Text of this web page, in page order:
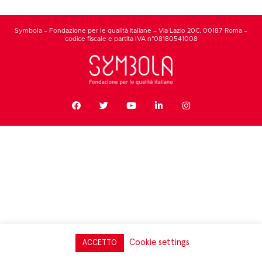
Symbola – Fondazione per le qualità italiane – Via Lazio 20C, 00187 Roma –
codice fiscale e partita IVA n°08180541008
ACCETTO Cookie settings